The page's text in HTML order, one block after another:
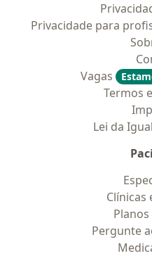
Privacidade para
Vagas
Termos
Lei da
Clínicas
Pergunte